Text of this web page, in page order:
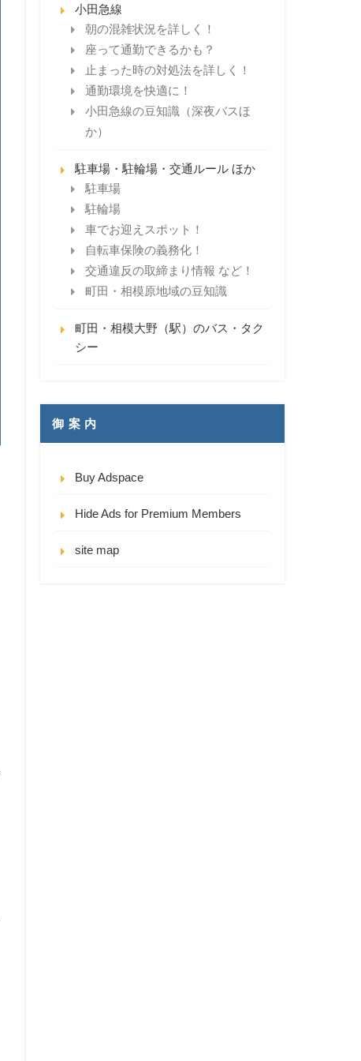
小田急線
朝の混雑状況を詳しく！
座って通勤できるかも？
止まった時の対処法を詳しく！
通勤環境を快適に！
小田急線の豆知識（深夜バスほ
か）
駐車場・駐輪場・交通ルール ほか
駐車場
駐輪場
車でお迎えスポット！
自転車保険の義務化！
交通違反の取締まり情報 など！
町田・相模原地域の豆知識
町田・相模大野（駅）のバス・タク
シー
御 案 内
Buy Adspace
Hide Ads for Premium Members
site map